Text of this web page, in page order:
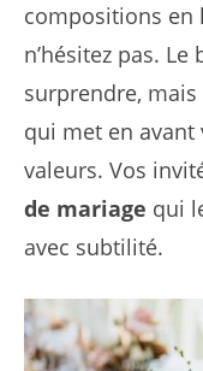
compositions en
n’hésitez pas. Le
surprendre,
qui met en
valeurs. Vos
de mariage qui
avec subtilité.